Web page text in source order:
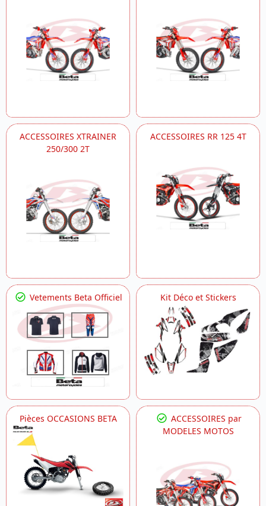
ACCESSOIRES XTRAINER
250/300 2T
ACCESSOIRES RR 125 4T
Vetements Beta Officiel Kit Déco et Stickers
Pièces OCCASIONS BETA
ACCESSOIRES par
MODELES MOTOS